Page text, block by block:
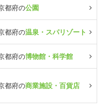
都府の公園
都府の温泉・スパリゾート
都府の博物館・科学館
都府の商業施設・百貨店